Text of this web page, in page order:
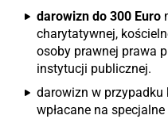
darowizn do 300 Euro
charytatywnej,
osoby prawnej prawa
instytucji publicznej.
darowizn w przypadku
wpłacane na